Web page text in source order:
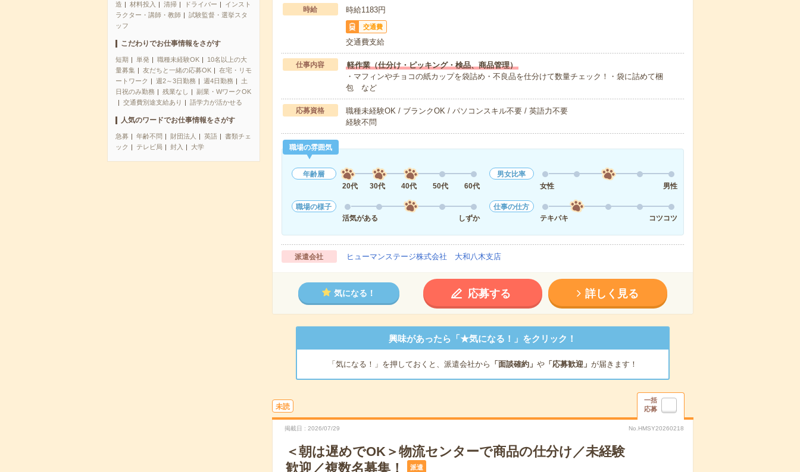
造
材料投入 清掃 ドライバー
インスト
ラクター・講師・教師
試験監督・選挙スタ
ッフ
こだわりでお仕事情報をさがす
短期 単発 職種未経験OK
10名以上の大
量募集
友だちと一緒の応募OK
在宅・リモ
ートワーク
週2～3日勤務 週4日勤務
土
日祝のみ勤務
残業なし
副業・WワークOK
交通費別途支給あり
語学力が活かせる
人気のワードでお仕事情報をさがす
急募 年齢不問 財団法人 英語
書類チェ
ック
テレビ局 封入 大学
時給 時給1183円
交通費
交通費支給
仕事内容
軽作業（仕分け・ピッキング・検品、商品管理）
・マフィンやチョコの紙カップを袋詰め・不良品を仕分けて数量チェック！・袋に詰めて梱
包 など
応募資格
職種未経験OK / ブランクOK / パソコンスキル不要 / 英語力不要
経験不問
職場の雰囲気
年齢層
20代
30代 40代 50代 60代
男女比率
女性
男性
職場の様子
活気がある
しずか
仕事の仕方
テキパキ
コツコツ
派遣会社 ヒューマンステージ株式会社 大和八木支店
気になる！ 応募する 詳しく見る
興味があったら「★気になる！」をクリック！
「気になる！」を押しておくと、派遣会社から 「面談確約」 や「応募歓迎」 が届きます！
未読
一括
応募
掲載日 2026/07/29 No.HMSY20260218
＜朝は遅めでOK＞物流センターで商品の仕分け／未経験
歓迎／複数名募集！
派遣